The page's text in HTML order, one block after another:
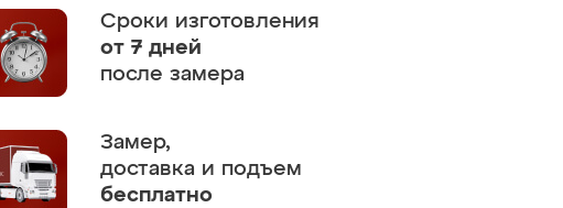
Сроки изготовления
от 7 дней
после замера
Замер,
доставка и подъем
бесплатно